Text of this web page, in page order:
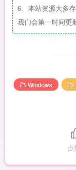
6、本站资源大多
我们会第一时间更
Windows
点